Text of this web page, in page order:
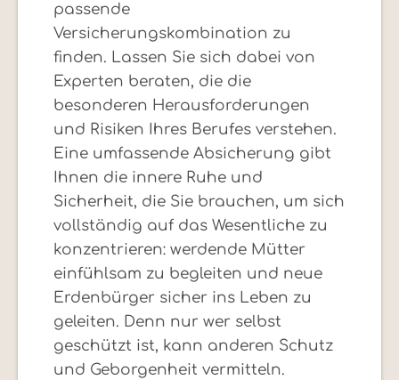
passende
Versicherungskombination zu
finden. Lassen Sie sich dabei von
Experten beraten, die die
besonderen Herausforderungen
und Risiken Ihres Berufes verstehen.
Eine umfassende Absicherung gibt
Ihnen die innere Ruhe und
Sicherheit, die Sie brauchen, um sich
vollständig auf das Wesentliche zu
konzentrieren: werdende Mütter
einfühlsam zu begleiten und neue
Erdenbürger sicher ins Leben zu
geleiten. Denn nur wer selbst
geschützt ist, kann anderen Schutz
und Geborgenheit vermitteln.